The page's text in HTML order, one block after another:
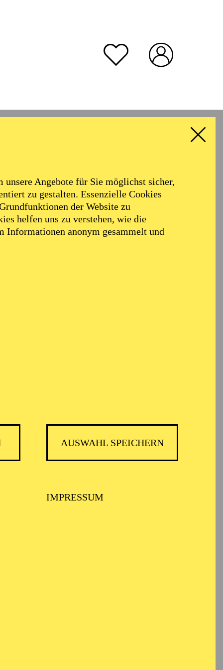
unsere Angebote für Sie möglichst sicher,
zu gestalten. Essenzielle Cookies
der Website zu
helfen uns zu verstehen, wie die
Informationen anonym gesammelt und
AUSWAHL SPEICHERN
IMPRESSUM